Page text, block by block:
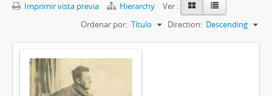
Imprimir vista previa Hierarchy
Ver :
Ordenar por: Título Direction: Descending